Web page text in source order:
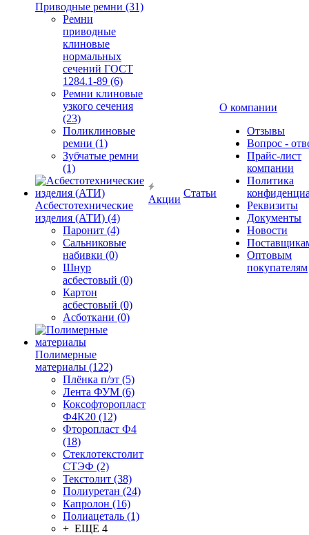
Приводные ремни (31)
Ремни
приводные
клиновые
нормальных
сечений ГОСТ
1284.1-89 (6)
Ремни клиновые
узкого сечения
(23)
Поликлиновые
ремни (1)
Зубчатые ремни
(1)
Асбестотехнические
изделия (АТИ) (4)
Паронит (4)
Сальниковые
набивки (0)
Шнур
асбестовый (0)
Картон
асбестовый (0)
Асботкани (0)
Полимерные
материалы (122)
Плёнка п/эт (5)
Лента ФУМ (6)
Коксофторопласт
Ф4К20 (12)
Фторопласт Ф4
(18)
Стеклотекстолит
СТЭФ (2)
Текстолит (38)
Полиуретан (24)
Капролон (16)
Полиацеталь (1)
+ ЕЩЕ 4
Акции
Статьи
О компании
Отзывы
Вопрос -
Прайс-лист
компании
Политика
Реквизиты
Документы
Новости
Оптовым
покупателям